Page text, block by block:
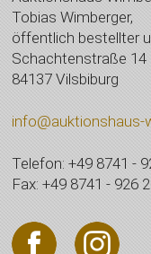
Tobias Wimberger,
öffentlich bestellter
Schachtenstraße 14
84137 Vilsbiburg
info@auktionshaus-
Telefon: +49 8741 -
Fax: +49 8741 - 926